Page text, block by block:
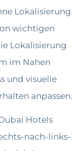
Lokalisierung
wichtigen
Lokalisierung
im Nahen
und visuelle
anpassen.
Hotels
nach-links-